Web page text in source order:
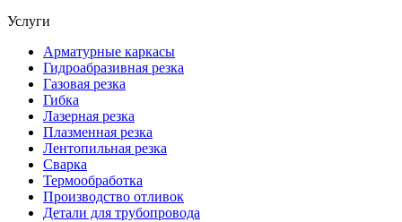
Услуги
Арматурные каркасы
Гидроабразивная резка
Газовая резка
Гибка
Лазерная резка
Плазменная резка
Лентопильная резка
Сварка
Термообработка
Производство отливок
Детали для трубопровода